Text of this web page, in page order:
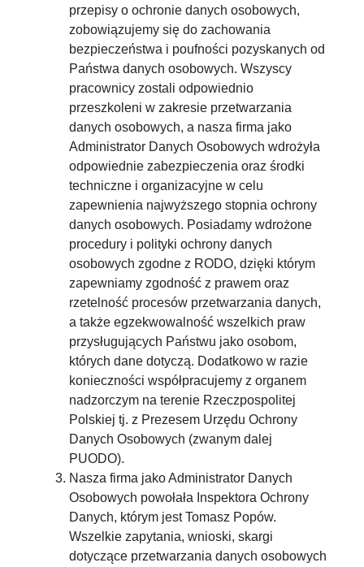
przepisy o ochronie danych osobowych,
zobowiązujemy się do zachowania
bezpieczeństwa i poufności pozyskanych od
Państwa danych osobowych. Wszyscy
pracownicy zostali odpowiednio
przeszkoleni w zakresie przetwarzania
danych osobowych, a nasza firma jako
Administrator Danych Osobowych wdrożyła
odpowiednie zabezpieczenia oraz środki
techniczne i organizacyjne w celu
zapewnienia najwyższego stopnia ochrony
danych osobowych. Posiadamy wdrożone
procedury i polityki ochrony danych
osobowych zgodne z RODO, dzięki którym
zapewniamy zgodność z prawem oraz
rzetelność procesów przetwarzania danych,
a także egzekwowalność wszelkich praw
przysługujących Państwu jako osobom,
których dane dotyczą. Dodatkowo w razie
konieczności współpracujemy z organem
nadzorczym na terenie Rzeczpospolitej
Polskiej tj. z Prezesem Urzędu Ochrony
Danych Osobowych (zwanym dalej
PUODO).
Nasza firma jako Administrator Danych
Osobowych powołała Inspektora Ochrony
Danych, którym jest Tomasz Popów.
Wszelkie zapytania, wnioski, skargi
dotyczące przetwarzania danych osobowych